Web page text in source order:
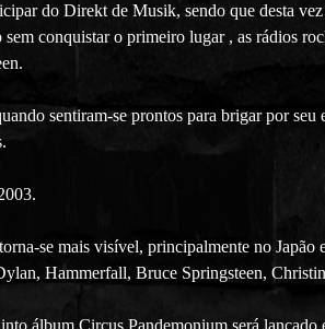
do Direkt de Musik, sendo que desta
conquistar o primeiro lugar , as rádios
sentiram-se prontos para brigar por
se mais visível, principalmente no
Hammerfall, Bruce Springsteen,
álbum Circus Pandemonium será